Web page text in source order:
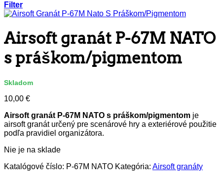
Filter
Airsoft granát P-67M NATO
s práškom/pigmentom
Skladom
10,00 €
Airsoft granát P-67M NATO s práškom/pigmentom je
airsoft granát určený pre scenárové hry a exteriérové použitie
podľa pravidiel organizátora.
Nie je na sklade
Katalógové číslo: P-67M NATO Kategória: Airsoft granáty